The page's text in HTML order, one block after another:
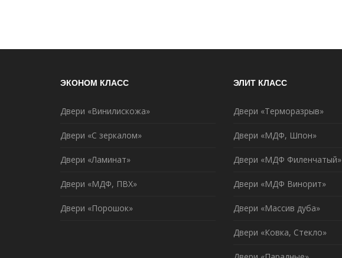
ЭКОНОМ КЛАСС
Двери «Винилискожа»
Двери «С зеркалом»
Двери «Ламинат»
Двери «МДФ, ПВХ»
Двери «Порошок»
ЭЛИТ КЛАСС
Двери «Терморазрыв»
Двери «МДФ, Шпон»
Двери «МДФ Филенчатый»
Двери «МДФ Винорит»
Двери «Массив дуба»
Двери «Ковка, Стекло»